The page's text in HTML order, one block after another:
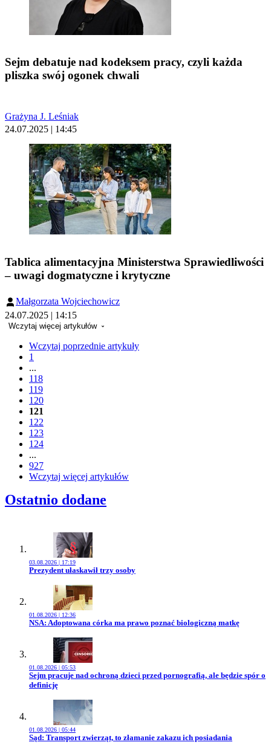
Sejm debatuje nad kodeksem pracy, czyli każda
pliszka swój ogonek chwali
Grażyna J. Leśniak
24.07.2025 | 14:45
Tablica alimentacyjna Ministerstwa Sprawiedliwości
– uwagi dogmatyczne i krytyczne
Małgorzata Wojciechowicz
24.07.2025 | 14:15
Wczytaj więcej artykułów
Wczytaj poprzednie artykuły
1
...
118
119
120
121
122
123
124
...
927
Wczytaj więcej artykułów
Ostatnio dodane
03.08.2026 | 17:19
Przejdź do artykułu:
Prezydent ułaskawił trzy osoby
01.08.2026 | 12:36
Przejdź do artykułu:
NSA: Adoptowana córka ma prawo poznać biologiczną matkę
01.08.2026 | 05:53
Przejdź do artykułu:
Sejm pracuje nad ochroną dzieci przed pornografią, ale będzie spór o
definicję
01.08.2026 | 05:44
Przejdź do artykułu:
Sąd: Transport zwierząt, to złamanie zakazu ich posiadania